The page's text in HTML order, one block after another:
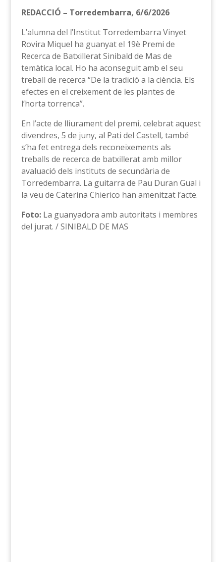
REDACCIÓ – Torredembarra, 6/6/2026
L’alumna del l’Institut Torredembarra Vinyet
Rovira Miquel ha guanyat el 19è Premi de
Recerca de Batxillerat Sinibald de Mas de
temàtica local. Ho ha aconseguit amb el seu
treball de recerca “De la tradició a la ciència. Els
efectes en el creixement de les plantes de
l’horta torrenca”.
En l’acte de lliurament del premi, celebrat aquest
divendres, 5 de juny, al Pati del Castell, també
s’ha fet entrega dels reconeixements als
treballs de recerca de batxillerat amb millor
avaluació dels instituts de secundària de
Torredembarra. La guitarra de Pau Duran Gual i
la veu de Caterina Chierico han amenitzat l’acte.
Foto:La guanyadora amb autoritats i membres
del jurat. / SINIBALD DE MAS